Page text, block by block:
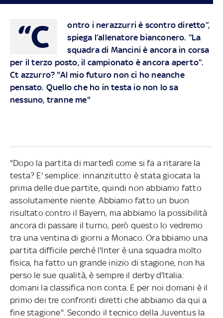
“C
ontro i nerazzurri è scontro diretto”,
spiega l’allenatore bianconero. “La
squadra di Mancini è ancora in corsa
per il terzo posto, il campionato è ancora aperto”.
Ct azzurro? "Al mio futuro non ci ho neanche
pensato. Quello che ho in testa io non lo sa
nessuno, tranne me"
"Dopo la partita di martedì come si fa a ritarare la
testa? E' semplice: innanzitutto è stata giocata la
prima delle due partite, quindi non abbiamo fatto
assolutamente niente. Abbiamo fatto un buon
risultato contro il Bayern, ma abbiamo la possibilità
ancora di passare il turno, però questo lo vedremo
tra una ventina di giorni a Monaco. Ora bbiamo una
partita difficile perché l'Inter è una squadra molto
fisica, ha fatto un grande inizio di stagione, non ha
perso le sue qualità, è sempre il derby d'Italia:
domani la classifica non conta. E per noi domani è il
primo dei tre confronti diretti che abbiamo da qui a
fine stagione". Secondo il tecnico della Juventus la